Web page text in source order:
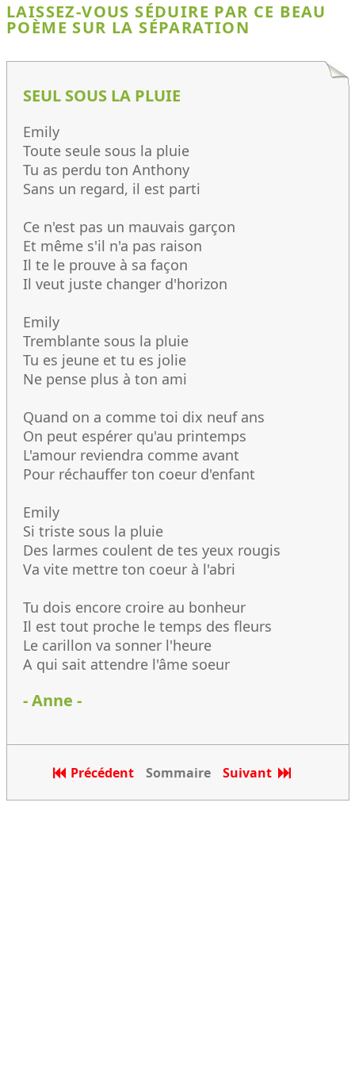
LAISSEZ-VOUS SÉDUIRE PAR CE BEAU
POÈME SUR LA SÉPARATION
SEUL SOUS LA PLUIE
Emily
Toute seule sous la pluie
Tu as perdu ton Anthony
Sans un regard, il est parti
Ce n'est pas un mauvais garçon
Et même s'il n'a pas raison
Il te le prouve à sa façon
Il veut juste changer d'horizon
Emily
Tremblante sous la pluie
Tu es jeune et tu es jolie
Ne pense plus à ton ami
Quand on a comme toi dix neuf ans
On peut espérer qu'au printemps
L'amour reviendra comme avant
Pour réchauffer ton coeur d'enfant
Emily
Si triste sous la pluie
Des larmes coulent de tes yeux rougis
Va vite mettre ton coeur à l'abri
Tu dois encore croire au bonheur
Il est tout proche le temps des fleurs
Le carillon va sonner l'heure
A qui sait attendre l'âme soeur
- Anne -
Précédent Sommaire Suivant